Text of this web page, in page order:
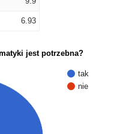
6.93
jest potrzebna?
tak
nie